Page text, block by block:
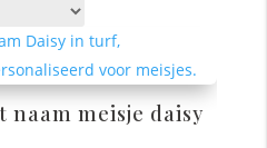
naam meisje daisy